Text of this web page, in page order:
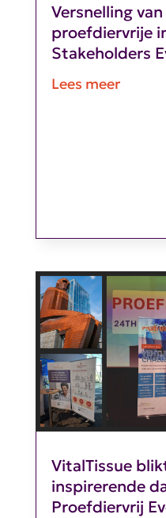
Versnelling
proefdiervrije
Stakeholders
Lees meer
VitalTissue
inspirerende
Proefdiervrij